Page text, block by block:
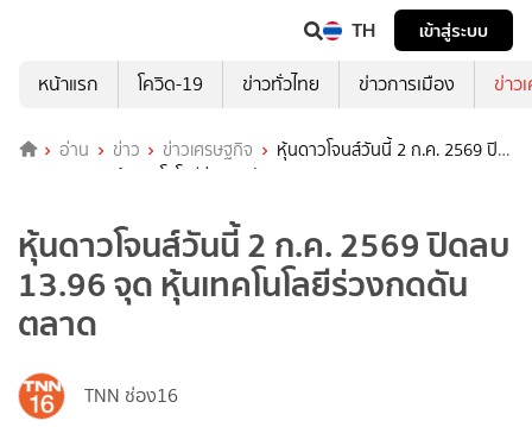
TH
เข้าสู่ระบบ
หน้าแรก
โควิด-19 ข่าวทั่วไทย ข่าวการเมือง ข่าว
อ่าน ข่าว ข่าวเศรษฐกิจ
หุ้นดาวโจนส์วันนี้ 2 ก.ค. 2569 ปิด
ลบ 13.96 จุด หุ้นเทคโนโลยีร่วงกดดันตลาด
หุ้นดาวโจนส์วันนี้ 2 ก.ค. 2569 ปิดลบ
13.96 จุด หุ้นเทคโนโลยีร่วงกดดัน
ตลาด
TNN ช่อง16